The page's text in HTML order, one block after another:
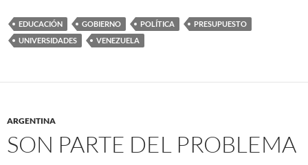
EDUCACIÓN GOBIERNO POLÍTICA
PRESUPUESTO
UNIVERSIDADES
VENEZUELA
ARGENTINA
SON PARTE DEL PROBLEMA